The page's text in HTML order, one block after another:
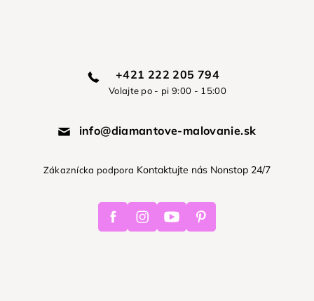
+421 222 205 794
Volajte po - pi 9:00 - 15:00
info@diamantove-malovanie.sk
Zákaznícka podpora Kontaktujte nás Nonstop 24/7
FacebookInstagramYoutube Pinterest